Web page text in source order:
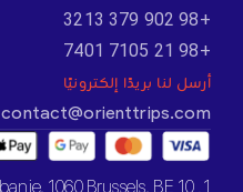
+98 902 379 3213
+98 21 7105 7401
أرسل لنا بريدًا إلكترونيًا
contact@orienttrips.com
1. 10 Rue d’Albanie, 1060 Brussels, BE